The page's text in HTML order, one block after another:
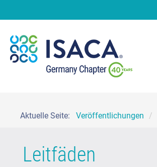
Aktuelle Seite: Veröffentlichungen
Leitfäden